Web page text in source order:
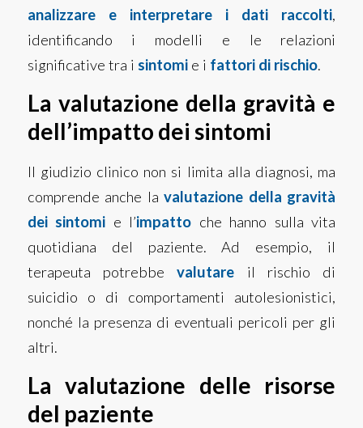
analizzare e interpretare i dati raccolti,
identificando i modelli e le relazioni
significative tra i sintomie i fattori di rischio.
La valutazione della gravità e
dell’impatto dei sintomi
Il giudizio clinico non si limita alla diagnosi, ma
comprende anche lavalutazione della gravità
dei sintomi e l’impatto che hanno sulla vita
quotidiana del paziente. Ad esempio, il
terapeuta potrebbevalutare il rischio di
suicidio o di comportamenti autolesionistici,
nonché la presenza di eventuali pericoli per gli
altri.
La valutazione delle risorse
del paziente